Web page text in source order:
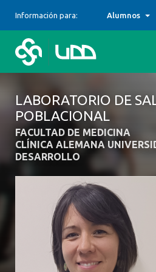
LABORATORIO DE
POBLACIONAL
FACULTAD DE MEDICINA
CLÍNICA ALEMANA
DESARROLLO
Información para: Alumnos